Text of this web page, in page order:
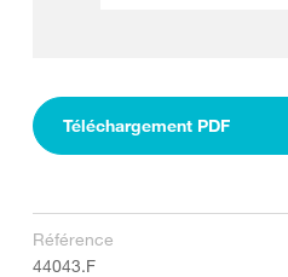
Téléchargement PDF
Référence
44043.F